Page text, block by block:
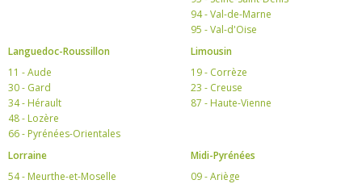
94 - Val-de-Marne
95 - Val-d'Oise
Languedoc-Roussillon
11 - Aude
30 - Gard
34 - Hérault
48 - Lozère
66 - Pyrénées-Orientales
Limousin
19 - Corrèze
23 - Creuse
87 - Haute-Vienne
Lorraine
54 - Meurthe-et-Moselle
Midi-Pyrénées
09 - Ariège